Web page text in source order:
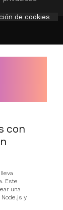
de cookies
con
Este
una
y